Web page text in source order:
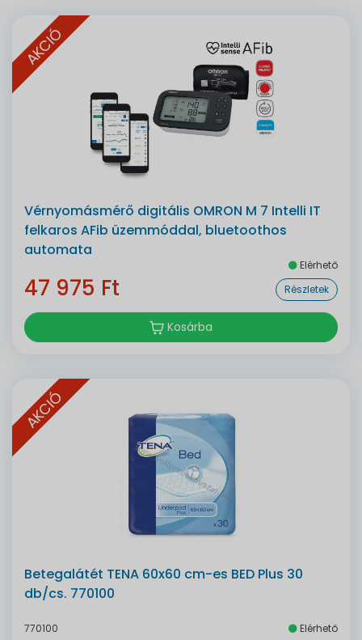
AKCIÓ
Vérnyomásmérő digitális OMRON M 7 Intelli IT
felkaros AFib üzemmóddal, bluetoothos
automata
Elérhető
47 975 Ft Részletek
Kosárba
AKCIÓ
Betegalátét TENA 60x60 cm-es BED Plus 30
db/cs. 770100
770100 Elérhető